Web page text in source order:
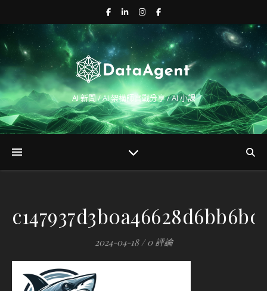
AI 新聞 / AI 架構師實戰分享 / AI 小課
2024-04-18 / 0 評論